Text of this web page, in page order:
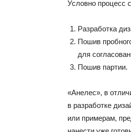
Условно процесс
Разработка
Пошив
для
Пошив партии.
«Анелес», в
в разработке
или примерам,